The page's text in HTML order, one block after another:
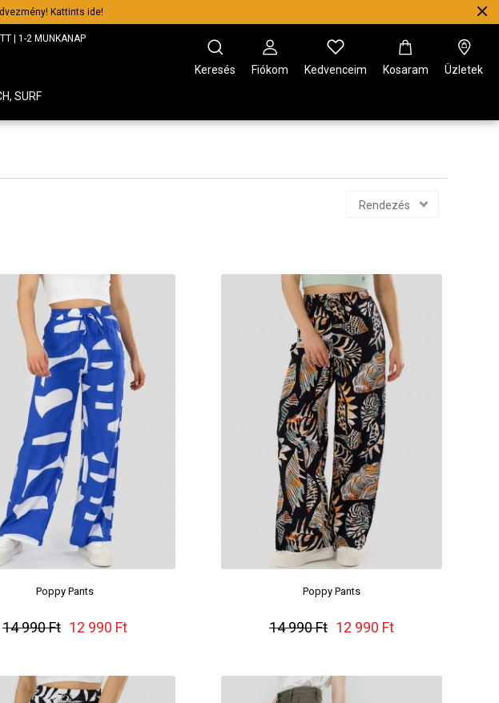
Kattints ide!
| 1-2 MUNKANAP
SURF
Keresés Fiókom Kedvenceim Kosaram Üzletek
Rendezés
Poppy Pants
14 990 Ft 12 990 Ft
Poppy Pants
14 990 Ft 12 990 Ft